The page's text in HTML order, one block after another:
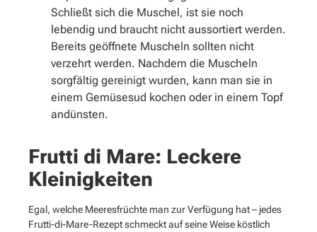
Schließt sich die Muschel, ist sie noch
lebendig und braucht nicht aussortiert werden.
Bereits geöffnete Muscheln sollten nicht
verzehrt werden. Nachdem die Muscheln
sorgfältig gereinigt wurden, kann man sie in
einem Gemüsesud kochen oder in einem Topf
andünsten.
Frutti di Mare: Leckere
Kleinigkeiten
Egal, welche Meeresfrüchte man zur Verfügung hat – jedes
Frutti-di-Mare-Rezept schmeckt auf seine Weise köstlich